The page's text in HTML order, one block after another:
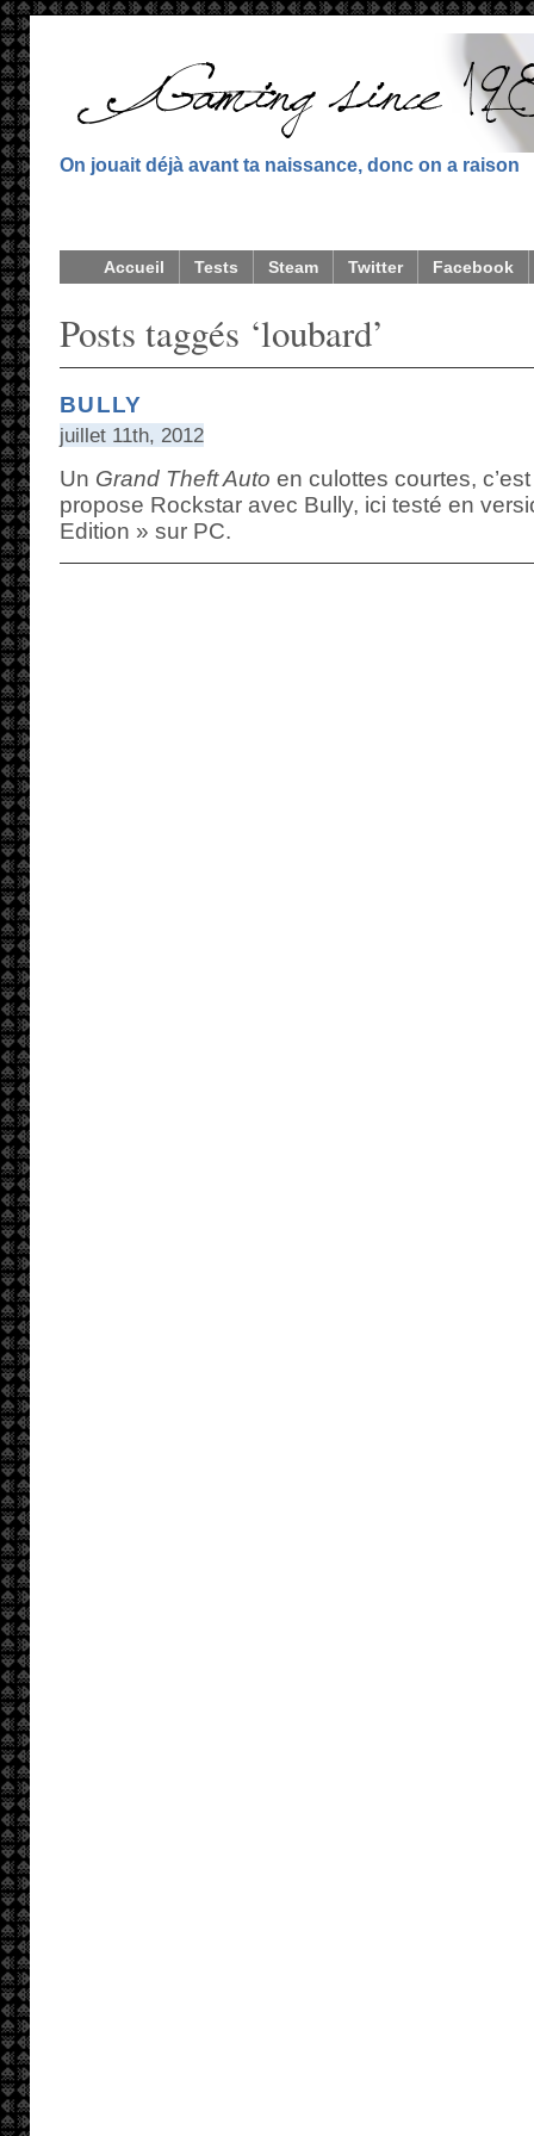
On jouait déjà avant ta naissance, donc on a raison
Accueil Tests Steam Twitter Facebook
Posts taggés ‘loubard’
BULLY
juillet 11th, 2012
Un Grand Theft Auto en culottes courtes,
propose Rockstar avec Bully, ici testé en
Edition » sur PC.